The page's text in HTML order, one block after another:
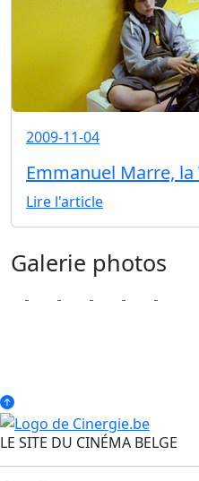
2009-11-04
Emmanuel Marre, la
Lire l'article
Galerie photos
LE SITE DU CINÉMA BELGE